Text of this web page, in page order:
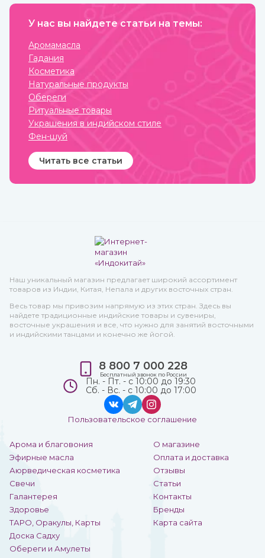
одежду, предметы
архитектуру жилищ. Таким
У нас вы найдете статьи на темы:
Аромамасла
Гадания
Косметика
Натуральные продукты
Обереги
Ритуальные товары
Украшения в индийском стиле
Фен-шуй
Читать все статьи
Наш уникальный магазин предлагает широкий ассортимент
товаров из Индии, Китая, Непала и других восточных стран.
Весь товар мы привозим напрямую из этих стран. Здесь вы
найдете традиционные индийские товары и сувениры,
восточные украшения и все, что нужно для занятий восточными
и индийскими танцами и конечно же йогой.
Арома и благовония
Эфирные масла
Аюрведическая косметика
Свечи
Галантерея
Здоровье
ТАРО, Оракулы, Карты
Доска Садху
Обереги и Амулеты
О магазине
Оплата и доставка
Отзывы
Статьи
Контакты
Бренды
Карта сайта
8 800 7 000 228
Бесплатный звонок по России
Пн. - Пт. - с 10:00 до 19:30
Сб. - Вс. - с 10:00 до 17:00
Пользовательское соглашение